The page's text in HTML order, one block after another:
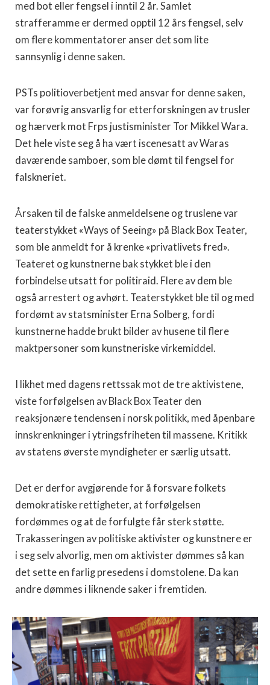
med bot eller fengsel i inntil 2 år. Samlet
strafferamme er dermed opptil 12 års fengsel, selv
om flere kommentatorer anser det som lite
sannsynlig i denne saken.
PSTs politioverbetjent med ansvar for denne saken,
var forøvrig ansvarlig for etterforskningen av trusler
og hærverk mot Frps justisminister Tor Mikkel Wara.
Det hele viste seg å ha vært iscenesatt av Waras
daværende samboer, som ble dømt til fengsel for
falskneriet.
Årsaken til de falske anmeldelsene og truslene var
teaterstykket «Ways of Seeing» på Black Box Teater,
som ble anmeldt for å krenke «privatlivets fred».
Teateret og kunstnerne bak stykket ble i den
forbindelse utsatt for politiraid. Flere av dem ble
også arrestert og avhørt. Teaterstykket ble til og med
fordømt av statsminister Erna Solberg, fordi
kunstnerne hadde brukt bilder av husene til flere
maktpersoner som kunstneriske virkemiddel.
I likhet med dagens rettssak mot de tre aktivistene,
viste forfølgelsen av Black Box Teater den
reaksjonære tendensen i norsk politikk, med åpenbare
innskrenkninger i ytringsfriheten til massene. Kritikk
av statens øverste myndigheter er særlig utsatt.
Det er derfor avgjørende for å forsvare folkets
demokratiske rettigheter, at forfølgelsen
fordømmes og at de forfulgte får sterk støtte.
Trakasseringen av politiske aktivister og kunstnere er
i seg selv alvorlig, men om aktivister dømmes så kan
det sette en farlig presedens i domstolene. Da kan
andre dømmes i liknende saker i fremtiden.